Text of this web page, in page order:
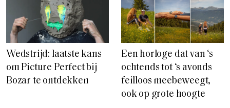
Wedstrijd: laatste kans
om Picture Perfect bij
Bozar te ontdekken
Een horloge dat van ‘s
ochtends tot ‘s avonds
feilloos meebeweegt,
ook op grote hoogte